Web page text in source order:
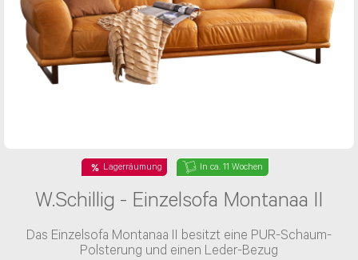
Lagerräumung In ca. 11 Wochen
W.Schillig - Einzelsofa Montanaa II
Das Einzelsofa Montanaa II besitzt eine PUR-Schaum-
Polsterung und einen Leder-Bezug